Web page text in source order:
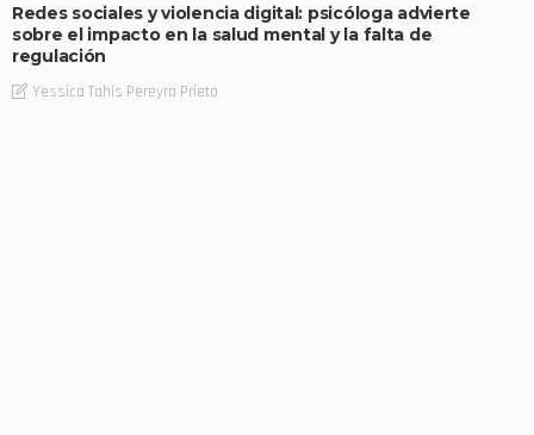
Redes sociales y violencia digital: psicóloga advierte
sobre el impacto en la salud mental y la falta de
regulación
Yessica Tahis Pereyra Prieto